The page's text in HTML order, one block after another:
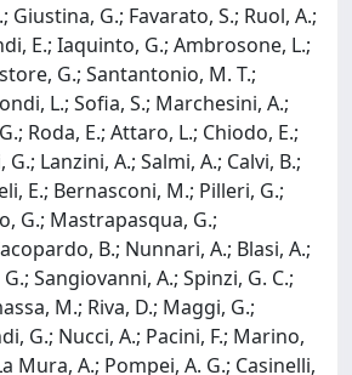
Giustina, G.; Favarato, S.; Ruol, A.;
E.; Iaquinto, G.; Ambrosone, L.;
G.; Santantonio, M. T.;
L.; Sofia, S.; Marchesini, A.;
Roda, E.; Attaro, L.; Chiodo, E.;
Lanzini, A.; Salmi, A.; Calvi, B.;
E.; Bernasconi, M.; Pilleri, G.;
G.; Mastrapasqua, G.;
B.; Nunnari, A.; Blasi, A.;
Sangiovanni, A.; Spinzi, G. C.;
M.; Riva, D.; Maggi, G.;
G.; Nucci, A.; Pacini, F.; Marino,
Mura, A.; Pompei, A. G.; Casinelli,